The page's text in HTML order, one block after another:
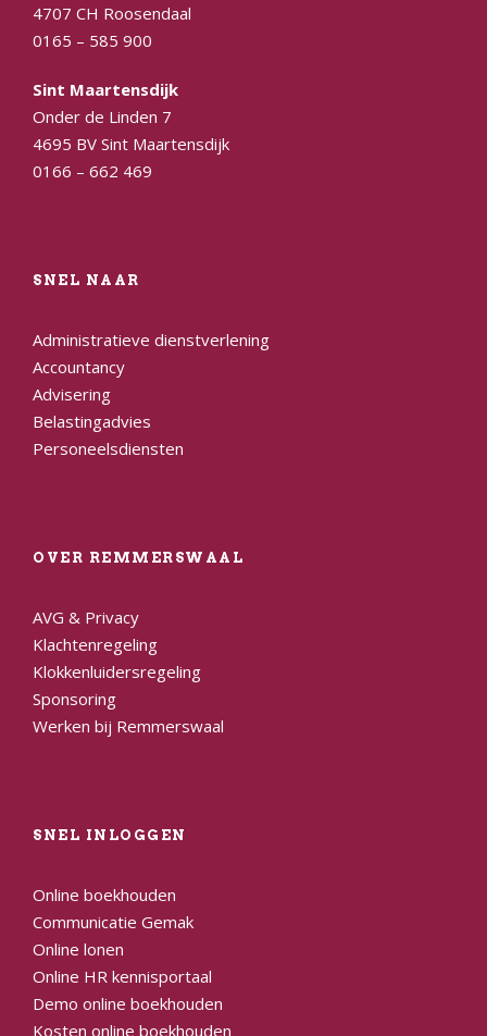
4707 CH Roosendaal
0165 – 585 900
Sint Maartensdijk
Onder de Linden 7
4695 BV Sint Maartensdijk
0166 – 662 469
SNEL NAAR
Administratieve dienstverlening
Accountancy
Advisering
Belastingadvies
Personeelsdiensten
OVER REMMERSWAAL
AVG & Privacy
Klachtenregeling
Klokkenluidersregeling
Sponsoring
Werken bij Remmerswaal
SNEL INLOGGEN
Online boekhouden
Communicatie Gemak
Online lonen
Online HR kennisportaal
Demo online boekhouden
Kosten online boekhouden